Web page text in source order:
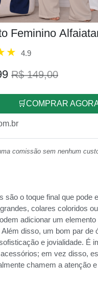
Feminino
4.9
R$ 149,00
🛒COMPRAR
comissão sem nenhum
são o toque final que pode
colares coloridos
adicionar um
Além disso, um bom par de
e jovialidade. É
em vez disso,
chamem a atenção